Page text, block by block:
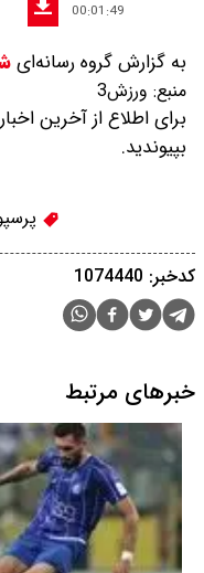
00:01:49
به گزارش گروه رسانه‌ای
منبع: ورزش3
برای اطلاع از آخرین
بپیوندید.
کدخبر: 1074440
خبرهای مرتبط